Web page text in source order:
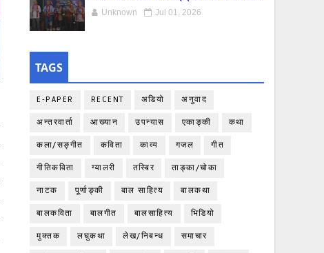
Unknown Jul 01, 2026
TAGS
E-PAPER RECENT अडियो अनुवाद
अन्तरवार्ता आख्यान उपन्यास एकाङ्‍की कथा
कला/सङ्गीत कविता काव्य गजल गीत
गीतिकविता ग्यालरी तस्बिर ताङ्‍का/चोका
नाटक पूर्णाङ्‍की बाल साहित्य बालकथा
बालकविता बालगीत बालसाहित्य भिडियो
मुक्तक लघुकथा लेख/निबन्ध समाचार